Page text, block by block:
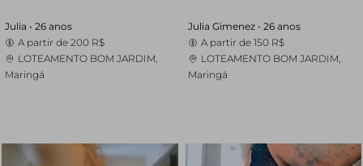
Julia • 26 anos
A partir de 200 R$
LOTEAMENTO BOM JARDIM,
Maringá
Julia Gimenez • 26 anos
A partir de 150 R$
LOTEAMENTO BOM JARDIM,
Maringá